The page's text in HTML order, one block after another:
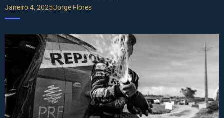
Janeiro 4, 2025Jorge Flores